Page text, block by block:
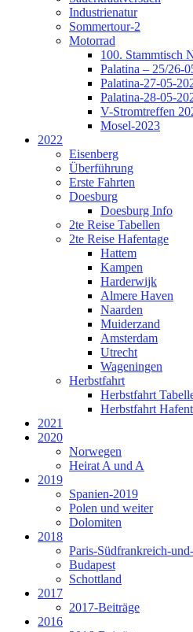
Industrienatur
Sommertour-2
Motorrad
100. Stammtisch
Palatina – 25/26-
Palatina-27-05-
Palatina-28-05-
V-Stromtreffen
Mosel-2023
2022
Eisenberg
Überführung
Erste Fahrten
Doesburg
Doesburg Info
2te Reise Tabellen
2te Reise Hafentage
Hattem
Kampen
Harderwijk
Almere Haven
Naarden
Muiderzand
Amsterdam
Utrecht
Wageningen
Herbstfahrt
Herbstfahrt
Herbstfahrt
2021
2020
Norwegen
Heirat A und A
2019
Spanien-2019
Polen und weiter
Dolomiten
2018
Paris-Südfrankreich-
Budapest
Schottland
2017
2017-Beiträge
2016